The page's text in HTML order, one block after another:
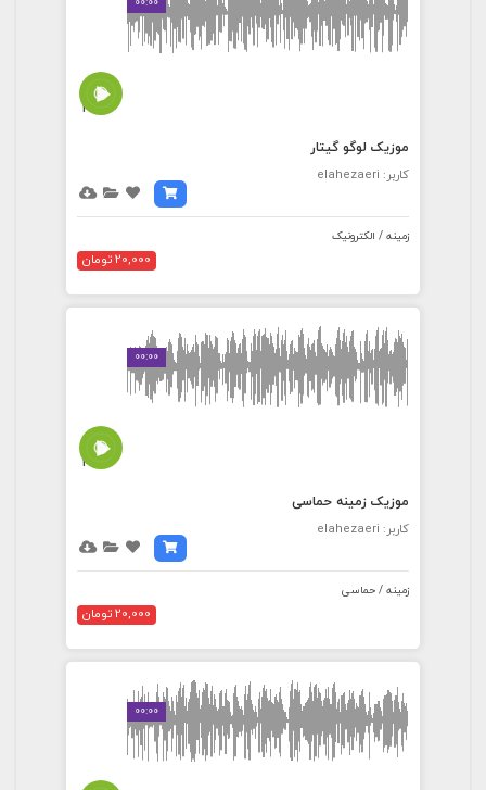
3:32
موزیک لوگو گیتار
کاربر: elahezaeri
زمینه / الکترونیک
20,000 تومان
00:00
3:27
موزیک زمینه حماسی
کاربر: elahezaeri
زمینه / حماسی
20,000 تومان
00:00